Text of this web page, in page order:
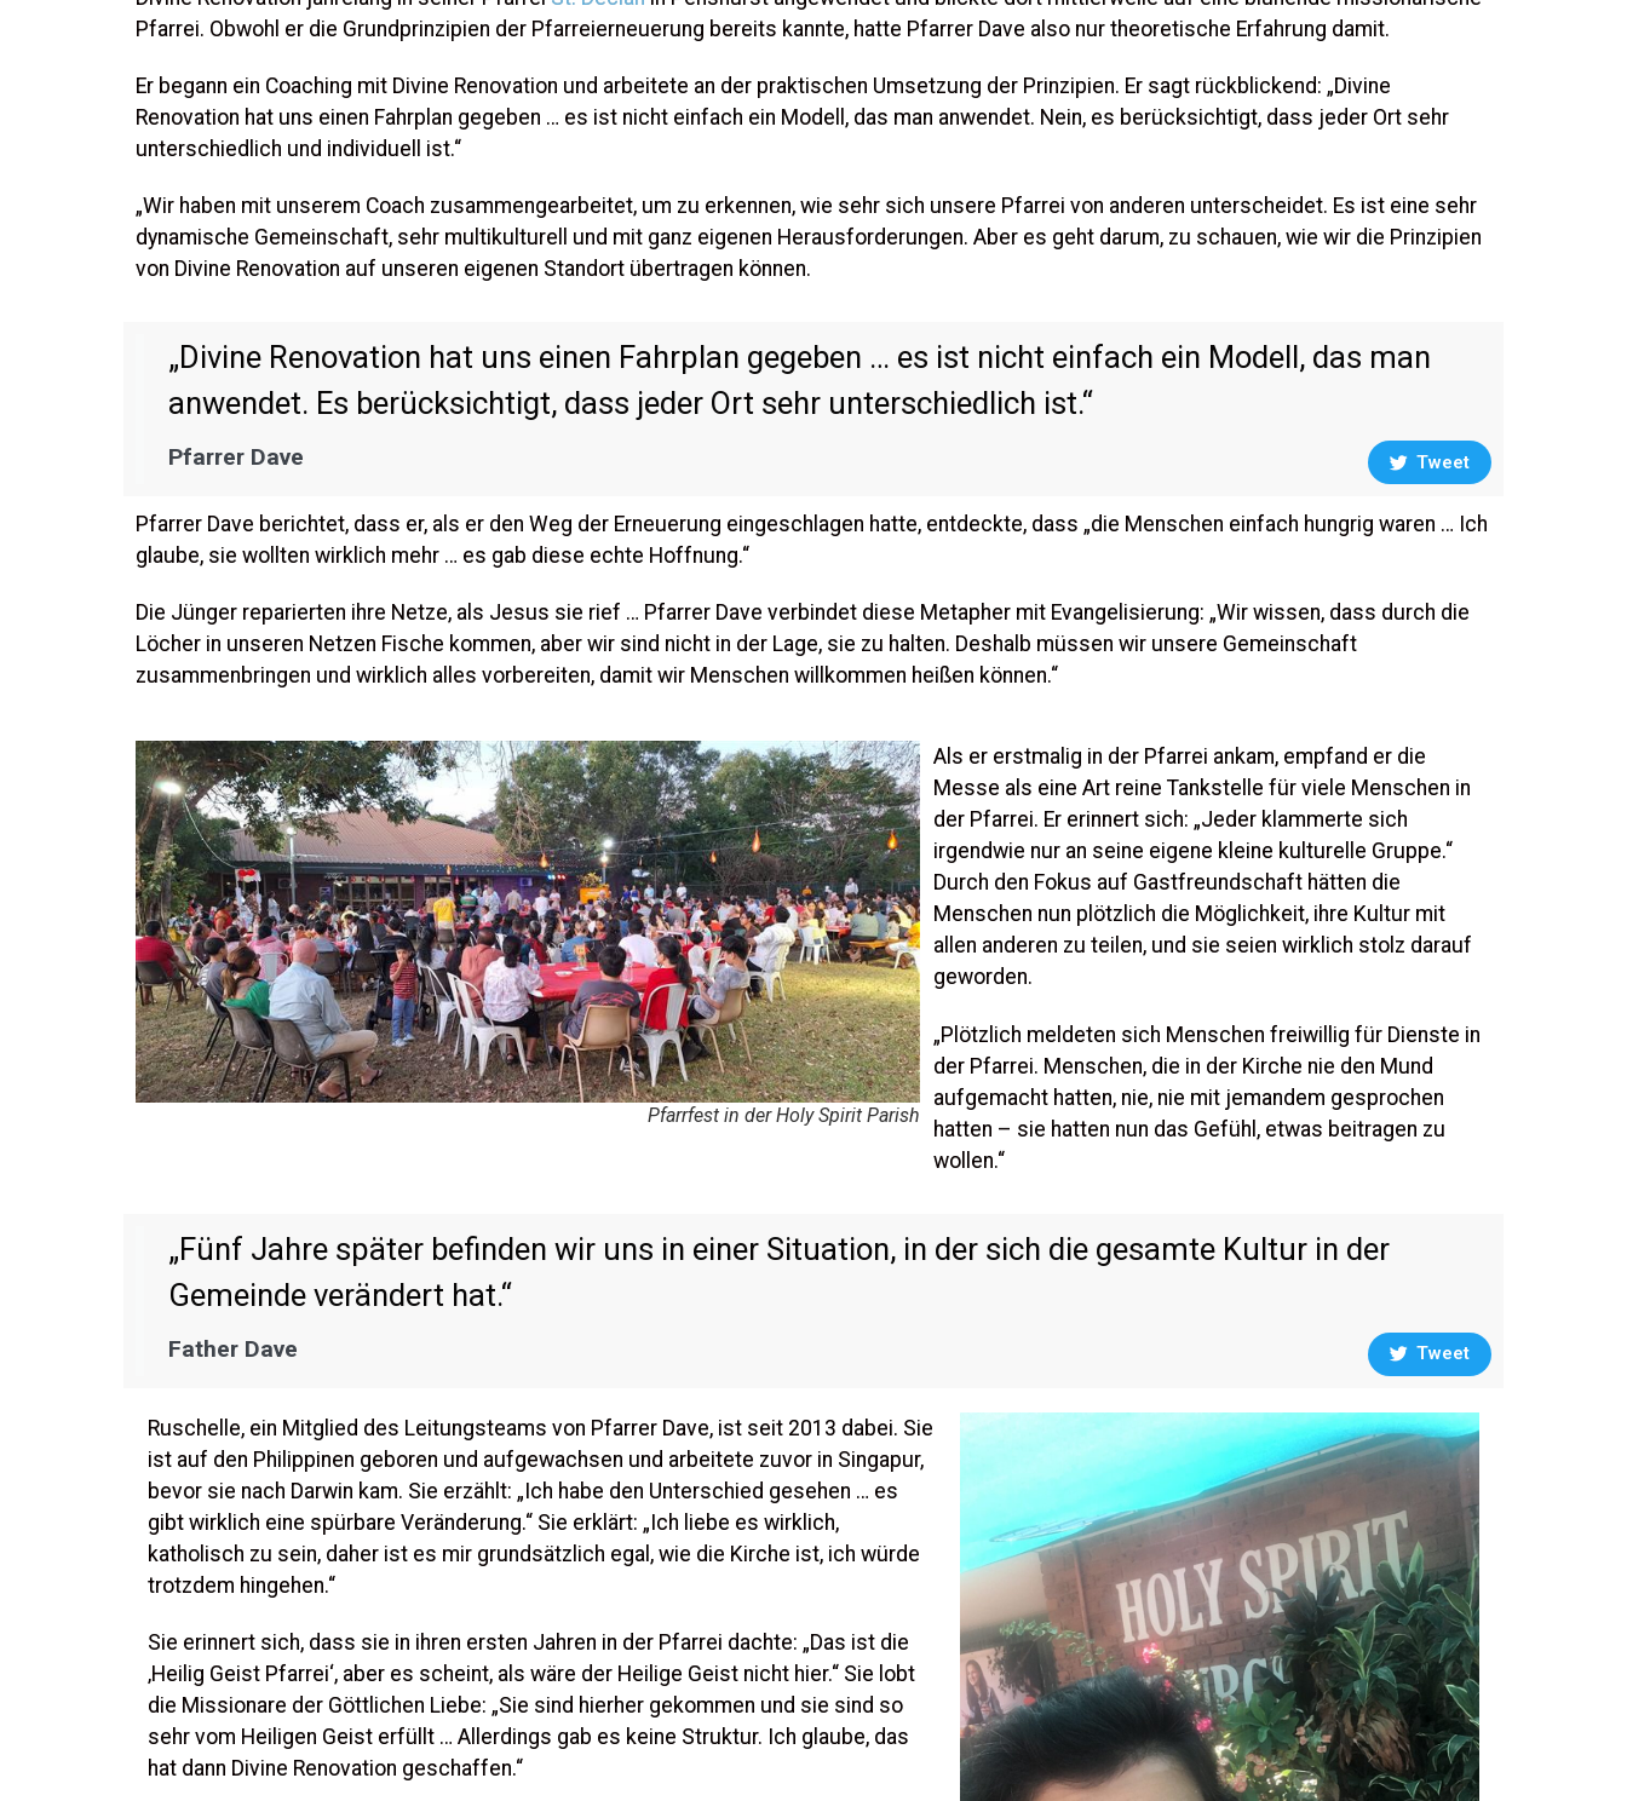
Pfarrei. Obwohl er die Grundprinzipien der Pfarreierneuerung bereits kannte, hatte Pfarrer Dave also nur theoretische Erfahrung damit.
Er begann ein Coaching mit Divine Renovation und arbeitete an der praktischen Umsetzung der Prinzipien. Er sagt rückblickend: „Divine
Renovation hat uns einen Fahrplan gegeben … es ist nicht einfach ein Modell, das man anwendet. Nein, es berücksichtigt, dass jeder Ort sehr
unterschiedlich und individuell ist.“
„Wir haben mit unserem Coach zusammengearbeitet, um zu erkennen, wie sehr sich unsere Pfarrei von anderen unterscheidet. Es ist eine sehr
dynamische Gemeinschaft, sehr multikulturell und mit ganz eigenen Herausforderungen. Aber es geht darum, zu schauen, wie wir die Prinzipien
von Divine Renovation auf unseren eigenen Standort übertragen können.
„Divine Renovation hat uns einen Fahrplan gegeben … es ist nicht einfach ein Modell, das man
anwendet. Es berücksichtigt, dass jeder Ort sehr unterschiedlich ist.“
Pfarrer Dave Tweet
Pfarrer Dave berichtet, dass er, als er den Weg der Erneuerung eingeschlagen hatte, entdeckte, dass „die Menschen einfach hungrig waren … Ich
glaube, sie wollten wirklich mehr … es gab diese echte Hoffnung.“
Die Jünger reparierten ihre Netze, als Jesus sie rief … Pfarrer Dave verbindet diese Metapher mit Evangelisierung: „Wir wissen, dass durch die
Löcher in unseren Netzen Fische kommen, aber wir sind nicht in der Lage, sie zu halten. Deshalb müssen wir unsere Gemeinschaft
zusammenbringen und wirklich alles vorbereiten, damit wir Menschen willkommen heißen können.“
Pfarrfest in der Holy Spirit Parish
Als er erstmalig in der Pfarrei ankam, empfand er die
Messe als eine Art reine Tankstelle für viele Menschen in
der Pfarrei. Er erinnert sich: „Jeder klammerte sich
irgendwie nur an seine eigene kleine kulturelle Gruppe.“
Durch den Fokus auf Gastfreundschaft hätten die
Menschen nun plötzlich die Möglichkeit, ihre Kultur mit
allen anderen zu teilen, und sie seien wirklich stolz darauf
geworden.
„Plötzlich meldeten sich Menschen freiwillig für Dienste in
der Pfarrei. Menschen, die in der Kirche nie den Mund
aufgemacht hatten, nie, nie mit jemandem gesprochen
hatten – sie hatten nun das Gefühl, etwas beitragen zu
wollen.“
„Fünf Jahre später befinden wir uns in einer Situation, in der sich die gesamte Kultur in der
Gemeinde verändert hat.“
Father Dave Tweet
Ruschelle, ein Mitglied des Leitungsteams von Pfarrer Dave, ist seit 2013 dabei. Sie
ist auf den Philippinen geboren und aufgewachsen und arbeitete zuvor in Singapur,
bevor sie nach Darwin kam. Sie erzählt: „Ich habe den Unterschied gesehen … es
gibt wirklich eine spürbare Veränderung.“ Sie erklärt: „Ich liebe es wirklich,
katholisch zu sein, daher ist es mir grundsätzlich egal, wie die Kirche ist, ich würde
trotzdem hingehen.“
Sie erinnert sich, dass sie in ihren ersten Jahren in der Pfarrei dachte: „Das ist die
‚Heilig Geist Pfarrei‘, aber es scheint, als wäre der Heilige Geist nicht hier.“ Sie lobt
die Missionare der Göttlichen Liebe: „Sie sind hierher gekommen und sie sind so
sehr vom Heiligen Geist erfüllt … Allerdings gab es keine Struktur. Ich glaube, das
hat dann Divine Renovation geschaffen.“